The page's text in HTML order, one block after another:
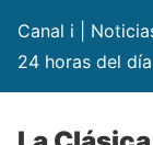
Canal i |
24 horas del día